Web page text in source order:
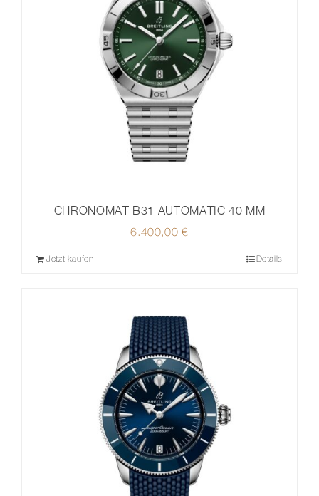
CHRONOMAT B31 AUTOMATIC 40 MM
6.400,00€
Jetzt kaufen Details